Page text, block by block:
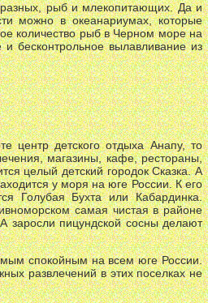
рыб и млекопитающих. Да и
можно в океанариумах, которые
количество рыб в Черном море на
бесконтрольное вылавливание из
центр детского отдыха Анапу, то
магазины, кафе, рестораны,
целый детский городок Сказка. А
у моря на юге России. К его
Голубая Бухта или Кабардинка.
самая чистая в районе
заросли пицундской сосны делают
спокойным на всем юге России.
развлечений в этих поселках не